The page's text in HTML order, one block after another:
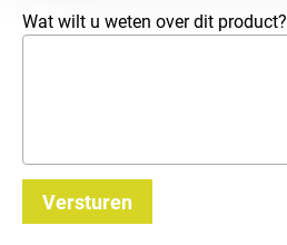
Wat wilt u weten over dit product?
Versturen